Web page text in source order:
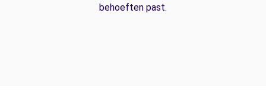
behoeften past.